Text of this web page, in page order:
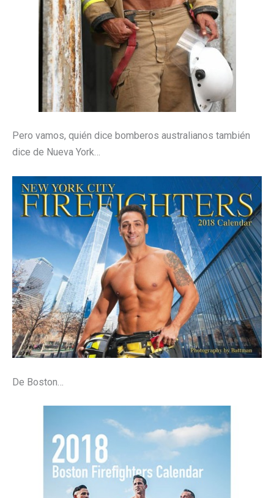
Pero vamos, quién dice bomberos australianos también
dice de Nueva York…
De Boston…